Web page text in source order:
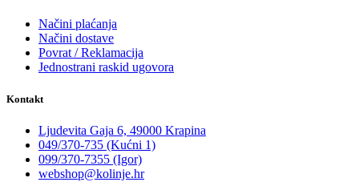
Načini plaćanja
Načini dostave
Povrat / Reklamacija
Jednostrani raskid ugovora
Kontakt
Ljudevita Gaja 6, 49000 Krapina
049/370-735 (Kućni 1)
099/370-7355 (Igor)
webshop@kolinje.hr